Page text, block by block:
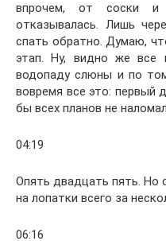
впрочем, от соски
отказывалась. Лишь
спать обратно. Думаю,
этап. Ну, видно же
водопаду слюны и по
вовремя все это: первый
бы всех планов не
04:19
Опять двадцать пять. Но
на лопатки всего за
06:16